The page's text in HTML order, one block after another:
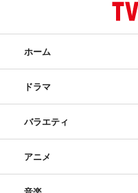
ホーム
ドラマ
バラエティ
アニメ